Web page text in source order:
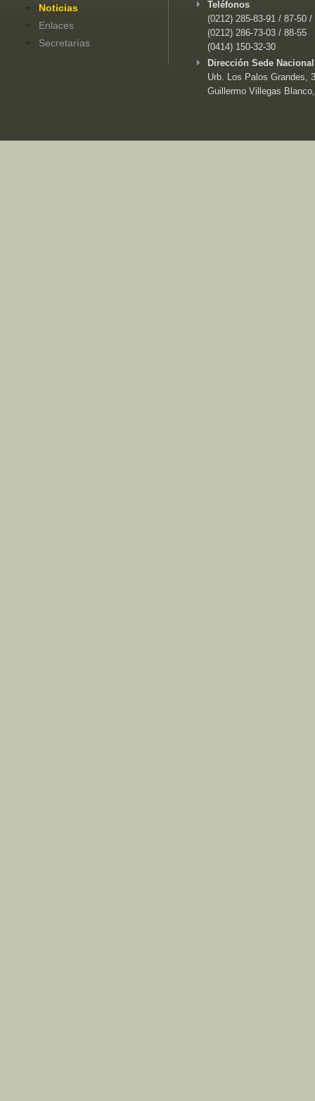
Noticias
Enlaces
Secretarías
Teléfonos
(0212) 285-83-91 / 87-50 /
(0212) 286-73-03 / 88-55
(0414) 150-32-30
Dirección Sede
Urb. Los Palos Grandes,
Guillermo Villegas